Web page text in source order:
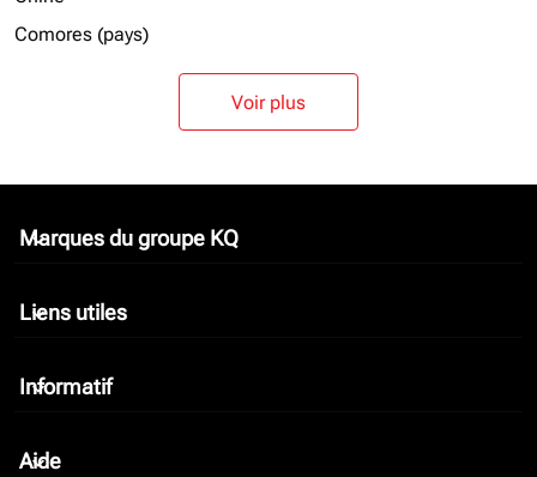
Comores (pays)
Voir plus
Marques du groupe KQ
keyboard_arrow_down
Liens utiles
keyboard_arrow_down
Informatif
keyboard_arrow_down
Aide
keyboard_arrow_down